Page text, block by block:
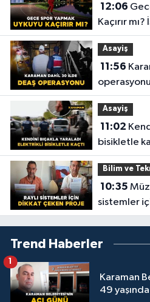
12:06
Kaçırır
Yaşananlar!
Asayiş
11:56
Asayiş
11:02
bisikletle
Bilim ve
10:35
sistemler
Trend Haberler
Karaman
49
1